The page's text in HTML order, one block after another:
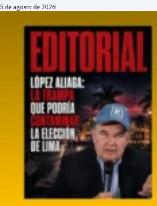
5 de agosto de 2026